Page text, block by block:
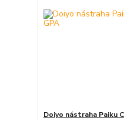
Doiyo nástraha Paiku